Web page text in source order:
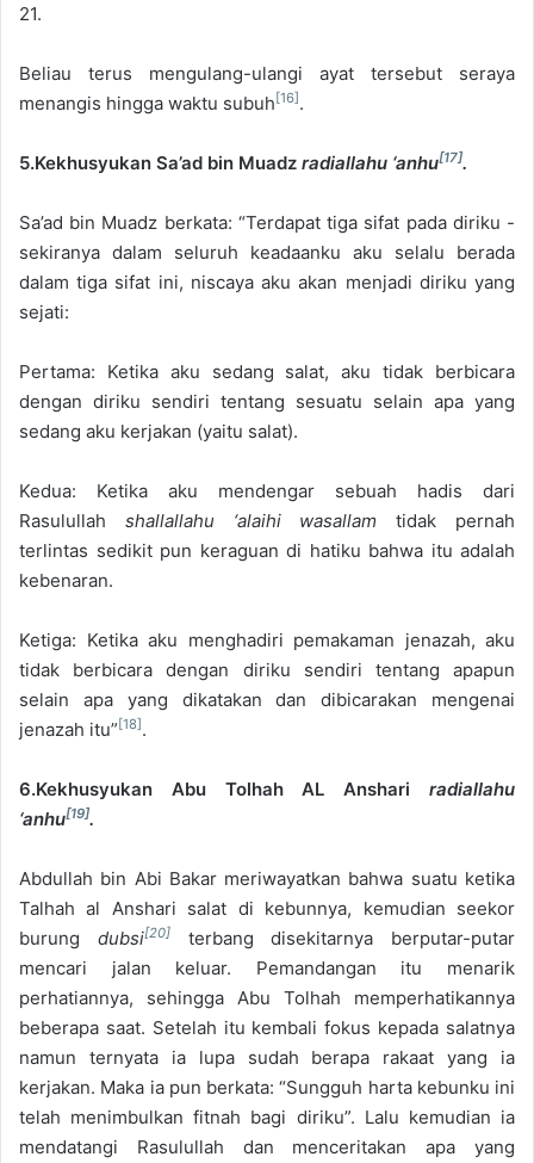
21.
Beliau terus mengulang-ulangi ayat tersebut seraya
menangis hingga waktu subuh [16] .
5.Kekhusyukan Sa’ad bin Muadz radiallahu ‘anhu[17].
Sa’ad bin Muadz berkata: “Terdapat tiga sifat pada diriku -
sekiranya dalam seluruh keadaanku aku selalu berada
dalam tiga sifat ini, niscaya aku akan menjadi diriku yang
sejati:
Pertama: Ketika aku sedang salat, aku tidak berbicara
dengan diriku sendiri tentang sesuatu selain apa yang
sedang aku kerjakan (yaitu salat).
Kedua: Ketika aku mendengar sebuah hadis dari
Rasulullah shallallahu ‘alaihi wasallamtidak pernah
terlintas sedikit pun keraguan di hatiku bahwa itu adalah
kebenaran.
Ketiga: Ketika aku menghadiri pemakaman jenazah, aku
tidak berbicara dengan diriku sendiri tentang apapun
selain apa yang dikatakan dan dibicarakan mengenai
jenazah itu” [18] .
6.Kekhusyukan Abu Tolhah AL Anshari radiallahu
‘anhu[19].
Abdullah bin Abi Bakar meriwayatkan bahwa suatu ketika
Talhah al Anshari salat di kebunnya, kemudian seekor
burung dubsi[20]terbang disekitarnya berputar-putar
mencari jalan keluar. Pemandangan itu menarik
perhatiannya, sehingga Abu Tolhah memperhatikannya
beberapa saat. Setelah itu kembali fokus kepada salatnya
namun ternyata ia lupa sudah berapa rakaat yang ia
kerjakan. Maka ia pun berkata: “Sungguh harta kebunku ini
telah menimbulkan fitnah bagi diriku”. Lalu kemudian ia
mendatangi Rasulullah dan menceritakan apa yang